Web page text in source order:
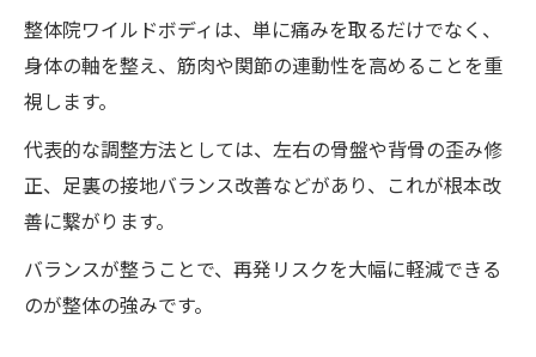
整体院ワイルドボディは、単に痛みを取るだけでなく、
身体の軸を整え、筋肉や関節の連動性を高めることを重
視します。
代表的な調整方法としては、左右の骨盤や背骨の歪み修
正、足裏の接地バランス改善などがあり、これが根本改
善に繋がります。
バランスが整うことで、再発リスクを大幅に軽減できる
のが整体の強みです。